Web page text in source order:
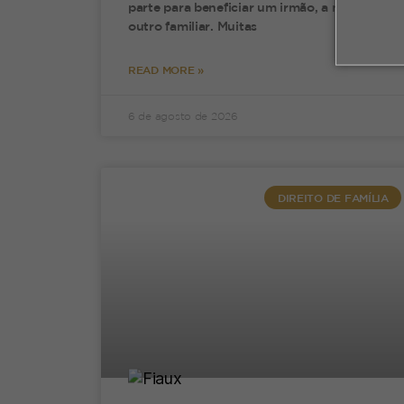
parte para beneficiar um irmão, a mãe ou
outro familiar. Muitas
READ MORE »
6 de agosto de 2026
DIREITO DE FAMÍLIA